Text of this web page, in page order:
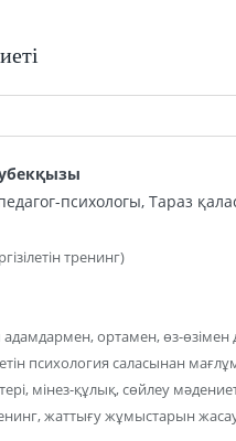
психологы, Тараз
тренинг)
ортамен, өз-
психология саласынан
мінез-құлық, сөйлеу
жаттығу жұмыстарын